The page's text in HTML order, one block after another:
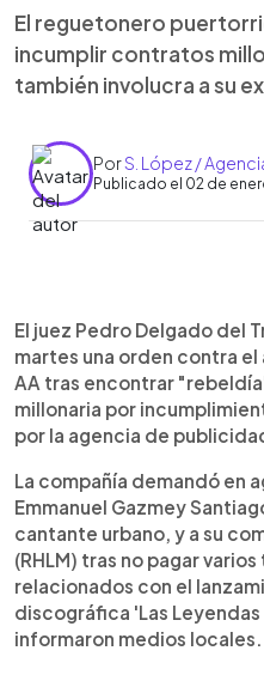
El reguetonero
incumplir contratos
también involucra a su
PorS. López /
Publicado el 02 de
► Escuchar artículo
El juez Pedro Delgado del
martes una orden contra
AA tras encontrar
millonaria por
por la agencia de
La compañía demandó en
Emmanuel Gazmey
cantante urbano, y a su
(RHLM) tras no pagar
relacionados con el
discográfica 'Las Leyendas
informaron medios locales.